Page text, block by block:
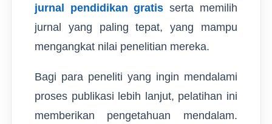
jurnal pendidikan gratis serta memilih
jurnal yang paling tepat, yang mampu
mengangkat nilai penelitian mereka.
Bagi para peneliti yang ingin mendalami
proses publikasi lebih lanjut, pelatihan ini
memberikan pengetahuan mendalam.